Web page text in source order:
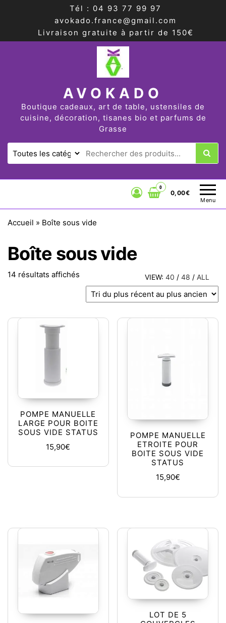
Tél : 04 93 77 99 97
avokado.france@gmail.com
Livraison gratuite à partir de 150€
AVOKADO
Boutique cadeaux, art de table, ustensiles de
cuisine, décoration, tisanes bio et parfums de
Grasse
Menu
0
0,00€
Accueil » Boîte sous vide
Boîte sous vide
VIEW: 40 / 48 / ALL
14 résultats affichés Trié du plus récent au plus ancien
POMPE MANUELLE
LARGE POUR BOITE
SOUS VIDE STATUS
15,90€
POMPE MANUELLE
ETROITE POUR
BOITE SOUS VIDE
STATUS
15,90€
LOT DE 5